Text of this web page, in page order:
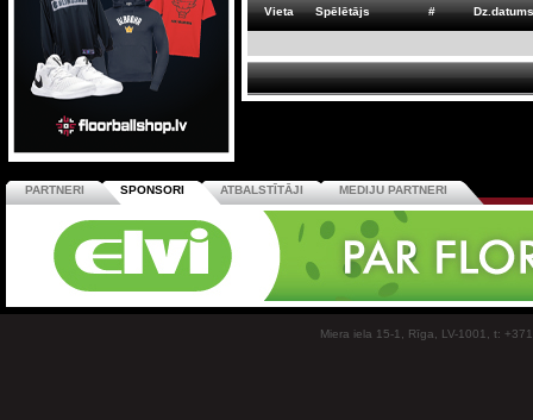
Vieta Spēlētājs # Dz.datums
PARTNERI SPONSORI ATBALSTĪTĀJI MEDIJU PARTNERI
Miera iela 15-1, Rīga, LV-1001, t: